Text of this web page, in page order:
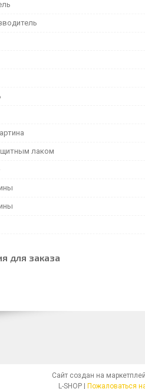
лаком
для заказа
Сайт создан на
Пожаловаться